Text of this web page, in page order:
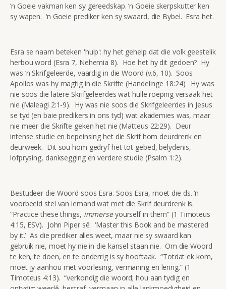
‘n Goeie vakman ken sy gereedskap. ‘n Goeie skerpskutter ken
sy wapen. ‘n Goeie prediker ken sy swaard, die Bybel. Esra het.
Esra se naam beteken 'hulp': hy het gehelp dat die volk geestelik
herbou word (Esra 7, Nehemia 8). Hoe het hy dit gedoen? Hy
was ‘n Skrifgeleerde, vaardig in die Woord (v.6, 10). Soos
Apollos was hy magtig in die Skrifte (Handelinge 18:24). Hy was
nie soos die latere Skrifgeleerdes wat hulle roeping versaak het
nie (Maleagi 2:1-9). Hy was nie soos die Skrifgeleerdes in Jesus
se tyd (en baie predikers in ons tyd) wat akademies was, maar
nie meer die Skrifte geken het nie (Matteus 22:29). Deur
intense studie en bepeinsing het die Skrif hom deurdrenk en
deurweek. Dit sou hom gedryf het tot gebed, belydenis,
lofprysing, danksegging en verdere studie (Psalm 1:2).
Bestudeer die Woord soos Esra. Soos Esra, moet die ds. ‘n
voorbeeld stel van iemand wat met die Skrif deurdrenk is.
“Practice these things, immerseyourself in them” (1 Timoteus
4:15, ESV). John Piper sê: ‘Master this Book and be mastered
by it.’ As die prediker alles weet, maar nie sy swaard kan
gebruik nie, moet hy nie in die kansel staan nie. Om die Woord
te ken, te doen, en te onderrig is sy hooftaak. “Totdat ek kom,
moet jy aanhou met voorlesing, vermaning en lering.” (1
Timoteus 4:13). “verkondig die woord; hou aan tydig en